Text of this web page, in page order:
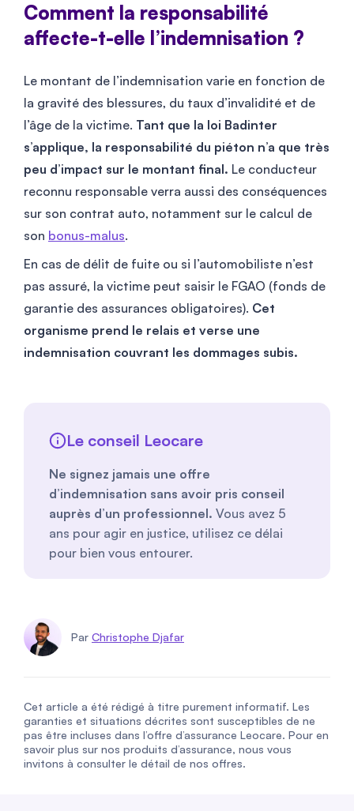
Comment la responsabilité
affecte-t-elle l’indemnisation ?
Le montant de l’indemnisation varie en fonction de
la gravité des blessures, du taux d’invalidité et de
l’âge de la victime. Tant que la loi Badinter
s’applique, la responsabilité du piéton n’a que très
peu d’impact sur le montant final. Le conducteur
reconnu responsable verra aussi des conséquences
sur son contrat auto, notamment sur le calcul de
son bonus-malus.
En cas de délit de fuite ou si l’automobiliste n’est
pas assuré, la victime peut saisir le FGAO (fonds de
garantie des assurances obligatoires). Cet
organisme prend le relais et verse une
indemnisation couvrant les dommages subis.
Le conseil Leocare
Ne signez jamais une offre
d’indemnisation sans avoir pris conseil
auprès d’un professionnel. Vous avez 5
ans pour agir en justice, utilisez ce délai
pour bien vous entourer.
Par Christophe Djafar
Cet article a été rédigé à titre purement informatif. Les
garanties et situations décrites sont susceptibles de ne
pas être incluses dans l’offre d’assurance Leocare. Pour en
savoir plus sur nos produits d’assurance, nous vous
invitons à consulter le détail de nos offres.